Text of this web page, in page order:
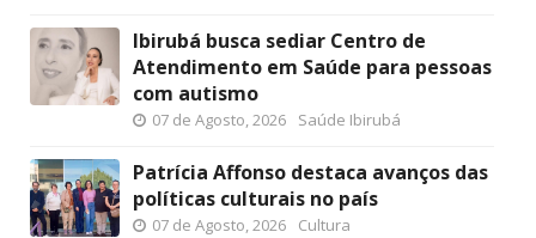
Ibirubá busca sediar Centro de
Atendimento em Saúde para pessoas
com autismo
07 de Agosto, 2026 Saúde Ibirubá
Patrícia Affonso destaca avanços das
políticas culturais no país
07 de Agosto, 2026 Cultura